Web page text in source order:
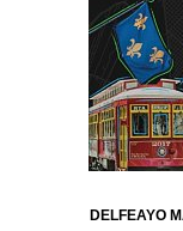
DELFEAYO